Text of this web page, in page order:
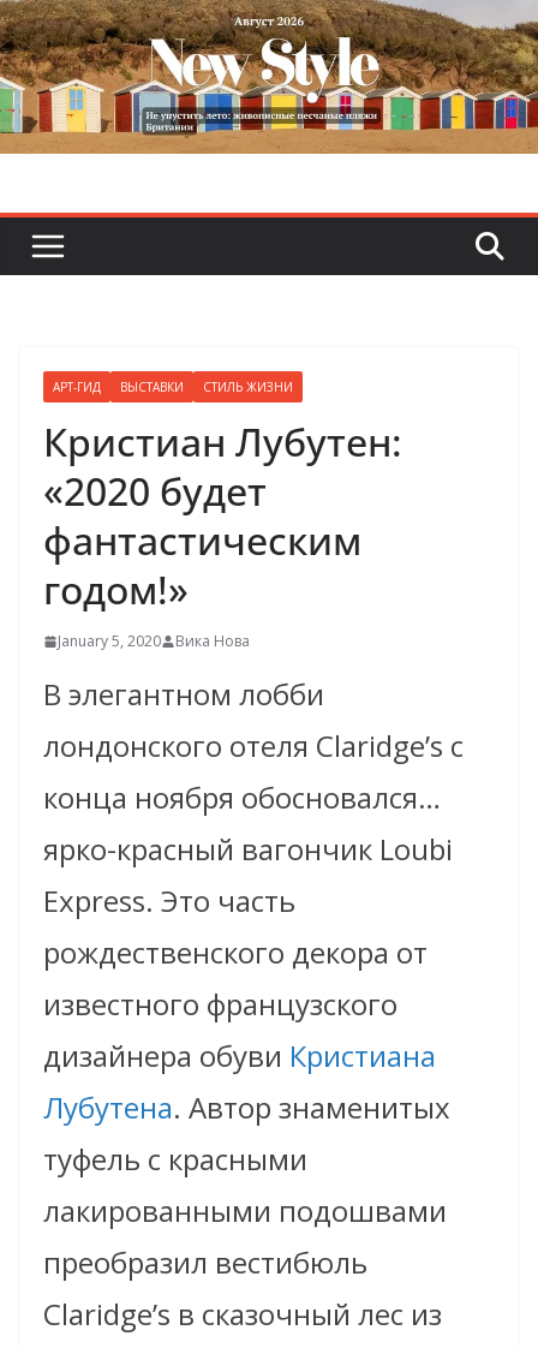
Skip
to
content
АРТ-ГИД ВЫСТАВКИ СТИЛЬ ЖИЗНИ
Кристиан Лубутен:
«2020 будет
фантастическим
годом!»
January 5, 2020 Вика Нова
В элегантном лобби
лондонского отеля Claridge’s с
конца ноября обосновался…
ярко-красный вагончик Loubi
Express. Это часть
рождественского декора от
известного французского
дизайнера обуви Кристиана
Лубутена. Автор знаменитых
туфель с красными
лакированными подошвами
преобразил вестибюль
Claridge’s в сказочный лес из